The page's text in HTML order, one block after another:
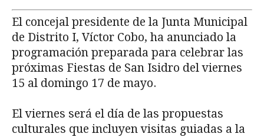
El concejal presidente de la Junta Municipal
de Distrito I, Víctor Cobo, ha anunciado la
programación preparada para celebrar las
próximas Fiestas de San Isidro del viernes
15 al domingo 17 de mayo.
El viernes será el día de las propuestas
culturales que incluyen visitas guiadas a la